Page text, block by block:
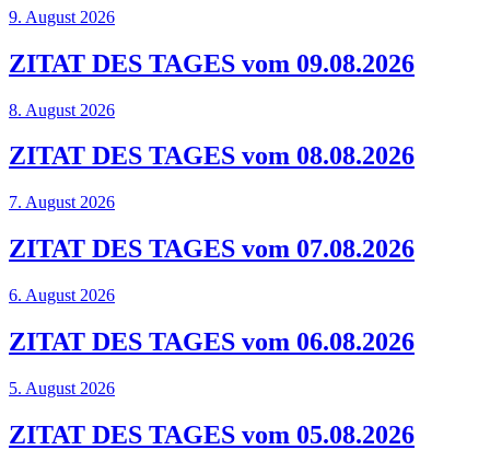
9. August 2026
ZITAT DES TAGES vom 09.08.2026
8. August 2026
ZITAT DES TAGES vom 08.08.2026
7. August 2026
ZITAT DES TAGES vom 07.08.2026
6. August 2026
ZITAT DES TAGES vom 06.08.2026
5. August 2026
ZITAT DES TAGES vom 05.08.2026